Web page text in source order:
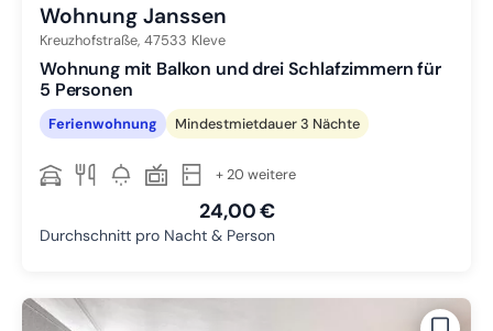
Wohnung Janssen
Kreuzhofstraße, 47533 Kleve
Wohnung mit Balkon und drei Schlafzimmern für
5 Personen
Ferienwohnung Mindestmietdauer 3 Nächte
+ 20 weitere
24,00 €
Durchschnitt pro Nacht & Person